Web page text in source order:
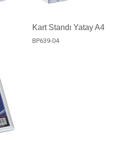
Kart Standı Yatay A4
BP639-04